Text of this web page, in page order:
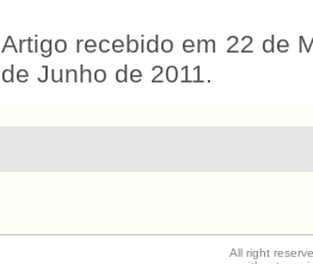
Artigo recebido em 22 de
de Junho de 2011.
All right